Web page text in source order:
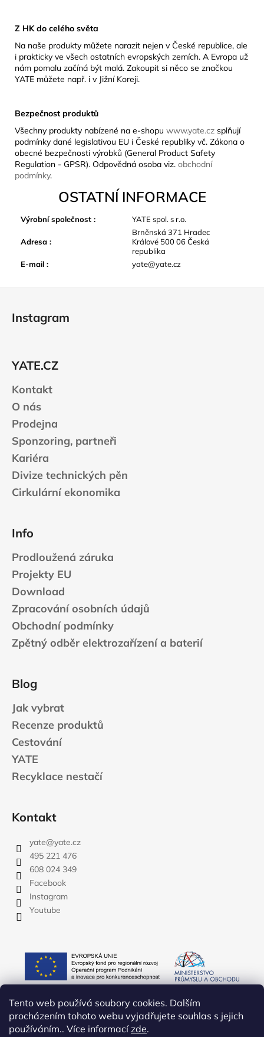
Tento web používá soubory cookies. Dalším
procházením tohoto webu vyjadřujete souhlas s jejich
používáním.. Více informacízde.
Z HK do celého světa
Na naše produkty můžete narazit nejen v České republice, ale
i prakticky ve všech ostatních evropských zemích. A Evropa už
nám pomalu začíná být malá. Zakoupit si něco se značkou
YATE můžete např. i v Jižní Koreji.
Bezpečnost produktů
Všechny produkty nabízené na e-shopu www.yate.cz splňují
podmínky dané legislativou EU i České republiky vč. Zákona o
obecné bezpečnosti výrobků (General Product Safety
Regulation - GPSR). Odpovědná osoba viz. obchodní
podmínky.
OSTATNÍ INFORMACE
Výrobní společnost : YATE spol. s r.o.
Adresa :
Brněnská 371 Hradec
Králové 500 06 Česká
republika
E-mail : yate@yate.cz
Instagram
YATE.CZ
Kontakt
O nás
Prodejna
Sponzoring, partneři
Kariéra
Divize technických pěn
Cirkulární ekonomika
Info
Prodloužená záruka
Projekty EU
Download
Zpracování osobních údajů
Obchodní podmínky
Zpětný odběr elektrozařízení a baterií
Blog
Jak vybrat
Recenze produktů
Cestování
YATE
Recyklace nestačí
Kontakt
yate@yate.cz
495 221 476
608 024 349
Facebook
Instagram
Youtube